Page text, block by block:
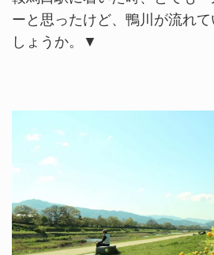
ーと思ったけど、鴨川が流れ
しょうか。▼